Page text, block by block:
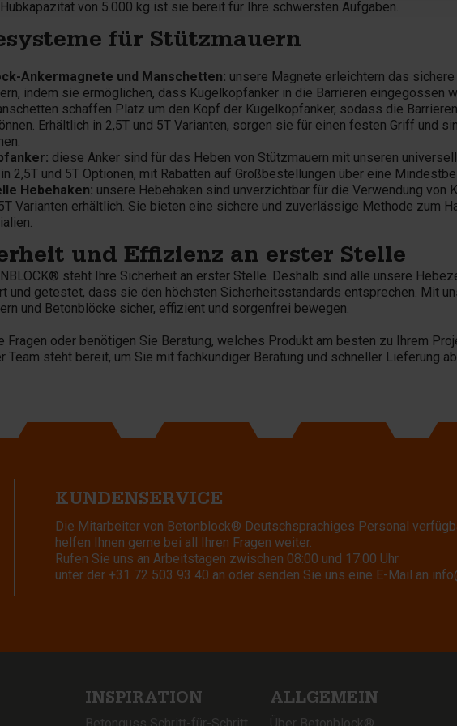
von 5.000 kg ist sie bereit für Ihre schwersten Aufgaben.
für Stützmauern
Ankermagnete und Manschetten: unsere Magnete erleichtern das
indem sie ermöglichen, dass Kugelkopfanker in die Barrieren eingegossen
schaffen Platz um den Kopf der Kugelkopfanker, sodass die
Erhältlich in 2,5T und 5T Varianten, sorgen sie für einen festen Griff und
diese Anker sind für das Heben von Stützmauern mit unseren
2,5T und 5T Optionen, mit Rabatten auf Großbestellungen über eine
Hebehaken: unsere Hebehaken sind unverzichtbar für die Verwendung von
Varianten erhältlich. Sie bieten eine sichere und zuverlässige Methode zum
und Effizienz an erster Stelle
steht Ihre Sicherheit an erster Stelle. Deshalb sind alle unsere
und getestet, dass sie den höchsten Sicherheitsstandards entsprechen. Mit
und Betonblöcke sicher, effizient und sorgenfrei bewegen.
Fragen oder benötigen Sie Beratung, welches Produkt am besten zu Ihrem
Team steht bereit, um Sie mit fachkundiger Beratung und schneller Lieferung
KUNDENSERVICE
Die Mitarbeiter von Betonblock® Deutschsprachiges Personal
helfen Ihnen gerne bei all Ihren Fragen weiter.
Rufen Sie uns an Arbeitstagen zwischen 08:00 und 17:00 Uhr
unter der +31 72 503 93 40 an oder senden Sie uns eine E-Mail an
INSPIRATION ALLGEMEIN